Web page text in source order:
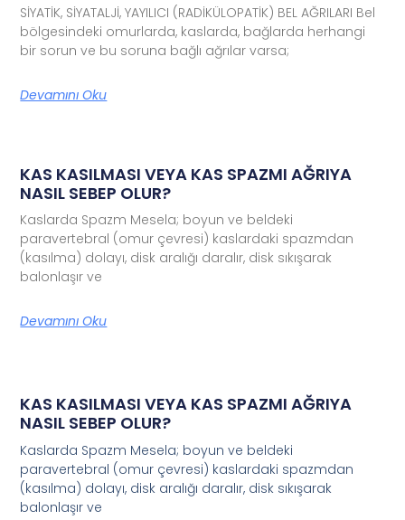
SİYATİK, SİYATALJİ, YAYILICI (RADİKÜLOPATİK) BEL AĞRILARI Bel
bölgesindeki omurlarda, kaslarda, bağlarda herhangi
bir sorun ve bu soruna bağlı ağrılar varsa;
Devamını Oku
KAS KASILMASI VEYA KAS SPAZMI AĞRIYA
NASIL SEBEP OLUR?
Kaslarda Spazm Mesela; boyun ve beldeki
paravertebral (omur çevresi) kaslardaki spazmdan
(kasılma) dolayı, disk aralığı daralır, disk sıkışarak
balonlaşır ve
Devamını Oku
KAS KASILMASI VEYA KAS SPAZMI AĞRIYA
NASIL SEBEP OLUR?
Kaslarda Spazm Mesela; boyun ve beldeki
paravertebral (omur çevresi) kaslardaki spazmdan
(kasılma) dolayı, disk aralığı daralır, disk sıkışarak
balonlaşır ve